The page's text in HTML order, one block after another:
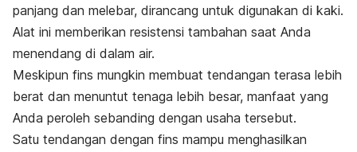
panjang dan melebar, dirancang untuk digunakan di kaki.
Alat ini memberikan resistensi tambahan saat Anda
menendang di dalam air.
Meskipun fins mungkin membuat tendangan terasa lebih
berat dan menuntut tenaga lebih besar, manfaat yang
Anda peroleh sebanding dengan usaha tersebut.
Satu tendangan dengan fins mampu menghasilkan